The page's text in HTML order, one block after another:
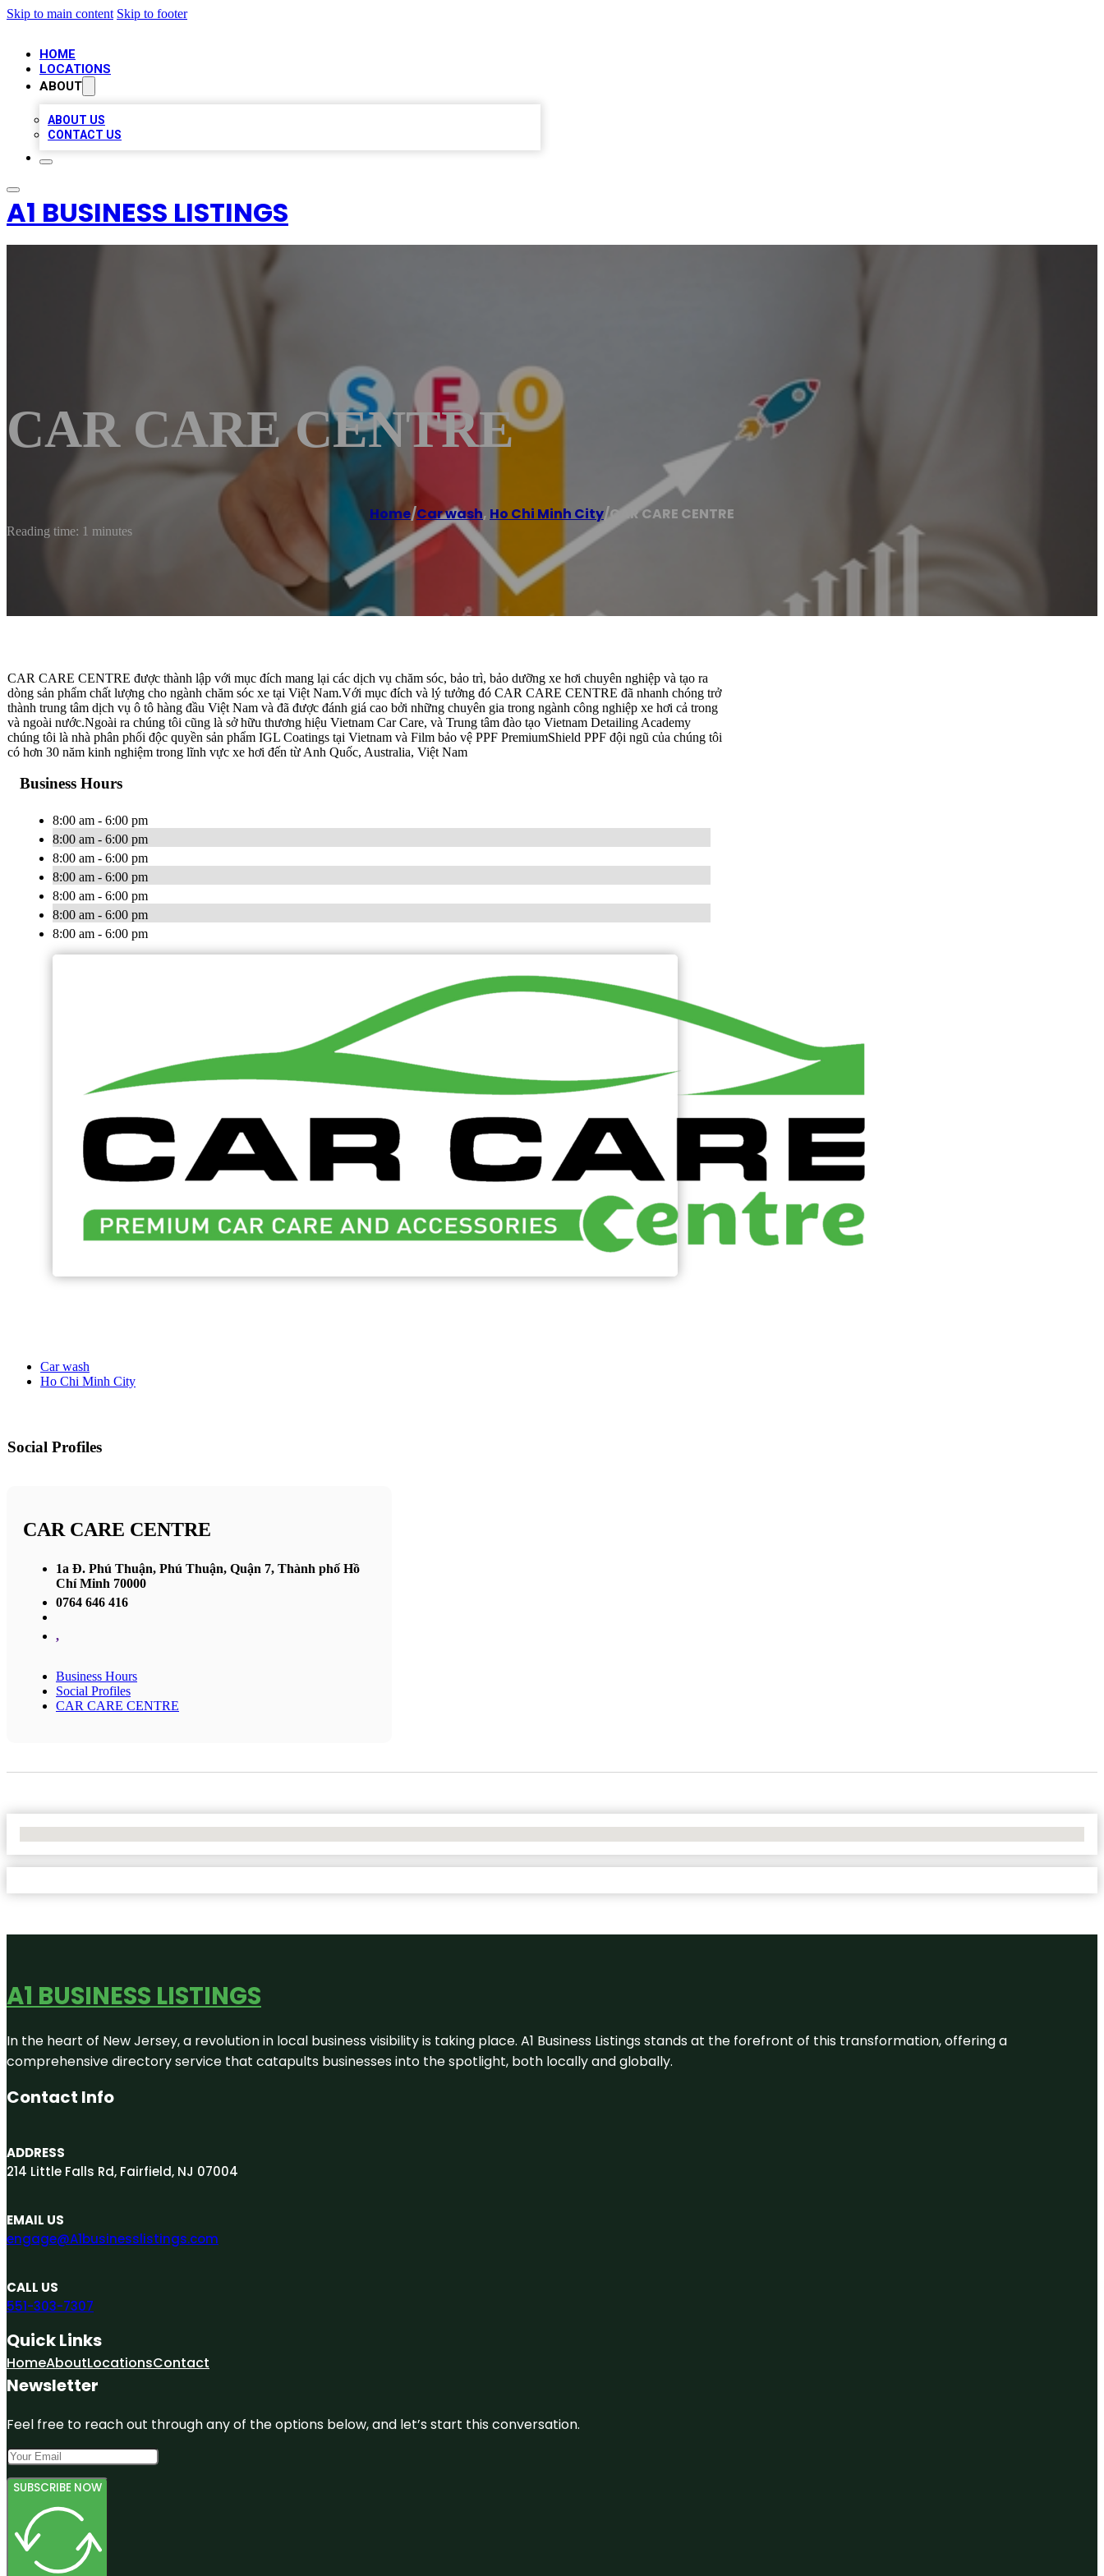
Skip to main content Skip to footer
HOME
LOCATIONS
ABOUT
ABOUT US
CONTACT US
A1 BUSINESS LISTINGS
CAR CARE CENTRE
Home/Car wash, Ho Chi Minh City/CAR CARE CENTRE
Reading time: 1 minutes
CAR CARE CENTRE được thành lập với mục đích mang lại các dịch vụ chăm sóc, bảo trì, bảo dưỡng xe hơi chuyên nghiệp và tạo ra
dòng sản phẩm chất lượng cho ngành chăm sóc xe tại Việt Nam.Với mục đích và lý tưởng đó CAR CARE CENTRE đã nhanh chóng trở
thành trung tâm dịch vụ ô tô hàng đầu Việt Nam và đã được đánh giá cao bởi những chuyên gia trong ngành công nghiệp xe hơi cả trong
và ngoài nước.Ngoài ra chúng tôi cũng là sở hữu thương hiệu Vietnam Car Care, và Trung tâm đào tạo Vietnam Detailing Academy
chúng tôi là nhà phân phối độc quyền sản phẩm IGL Coatings tại Vietnam và Film bảo vệ PPF PremiumShield PPF đội ngũ của chúng tôi
có hơn 30 năm kinh nghiệm trong lĩnh vực xe hơi đến từ Anh Quốc, Australia, Việt Nam
Business Hours
8:00 am - 6:00 pm
8:00 am - 6:00 pm
8:00 am - 6:00 pm
8:00 am - 6:00 pm
8:00 am - 6:00 pm
8:00 am - 6:00 pm
8:00 am - 6:00 pm
Car wash
Ho Chi Minh City
Social Profiles
CAR CARE CENTRE
1a Đ. Phú Thuận, Phú Thuận, Quận 7, Thành phố Hồ
Chí Minh 70000
0764 646 416
,
Business Hours
Social Profiles
CAR CARE CENTRE
A1 BUSINESS LISTINGS
In the heart of New Jersey, a revolution in local business visibility is taking place. A1 Business Listings stands at the forefront of this transformation, offering a
comprehensive directory service that catapults businesses into the spotlight, both locally and globally.
Contact Info
ADDRESS
214 Little Falls Rd, Fairfield, NJ 07004
EMAIL US
engage@A1businesslistings.com
CALL US
551-303-7307
Quick Links
HomeAboutLocationsContact
Newsletter
Feel free to reach out through any of the options below, and let’s start this conversation.
SUBSCRIBE NOW